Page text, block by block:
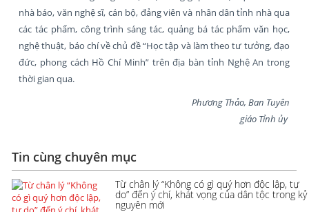
nhà báo, văn nghệ sĩ, cán bộ, đảng viên và nhân dân tỉnh nhà qua
các tác phẩm, công trình sáng tác, quảng bá tác phẩm văn học,
nghệ thuật, báo chí về chủ đề “Học tập và làm theo tư tưởng, đạo
đức, phong cách Hồ Chí Minh” trên địa bàn tỉnh Nghệ An trong
thời gian qua.
Phương Thảo, Ban Tuyên
giáo Tỉnh ủy
Tin cùng chuyên mục
Từ chân lý “Không có gì quý hơn độc lập, tự
do” đến ý chí, khát vọng của dân tộc trong kỷ
nguyên mới